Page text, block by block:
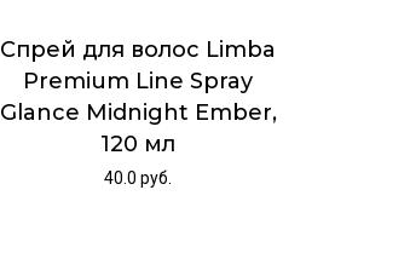
Спрей для волос Limba
Premium Line Spray
Glance Midnight Ember,
120 мл
40.0руб.